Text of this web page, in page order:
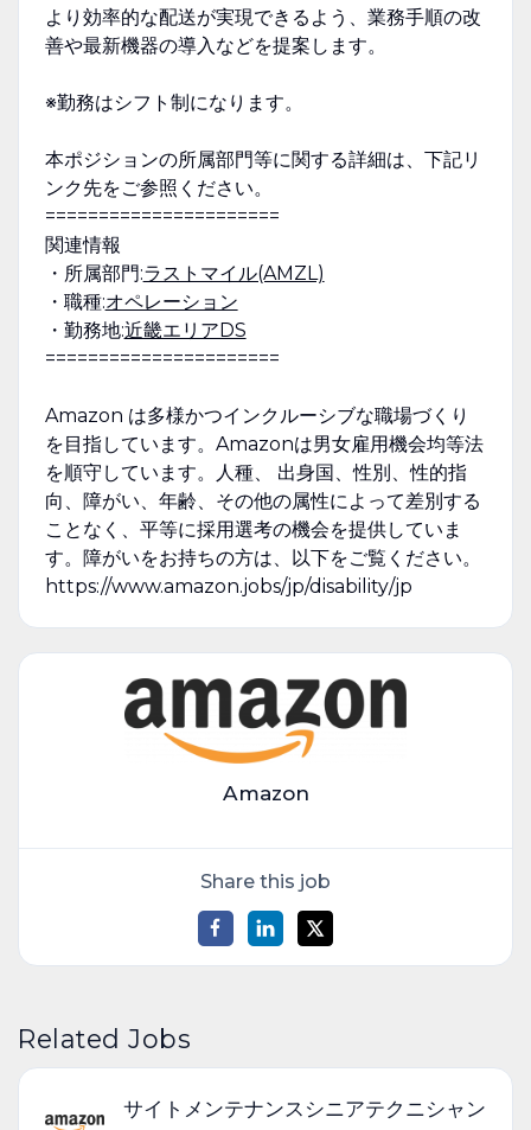
より効率的な配送が実現できるよう、業務手順の改
善や最新機器の導入などを提案します。
※勤務はシフト制になります。
本ポジションの所属部門等に関する詳細は、下記リ
ンク先をご参照ください。
======================
関連情報
・所属部門:ラストマイル(AMZL)
・職種:オペレーション
・勤務地:近畿エリアDS
======================
Amazon は多様かつインクルーシブな職場づくり
を目指しています。Amazonは男女雇用機会均等法
を順守しています。人種、 出身国、性別、性的指
向、障がい、年齢、その他の属性によって差別する
ことなく、平等に採用選考の機会を提供していま
す。障がいをお持ちの方は、以下をご覧ください。
https://www.amazon.jobs/jp/disability/jp
Amazon
Share this job
Related Jobs
サイトメンテナンスシニアテクニシャン